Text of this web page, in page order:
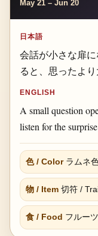
May 21 – Jun 20
日本語
会話が小さな扉
ると、思ったよ
ENGLISH
A small question
listen for the
色 / Colorラムネ
物 / Item切符 /
食 / Food フルー